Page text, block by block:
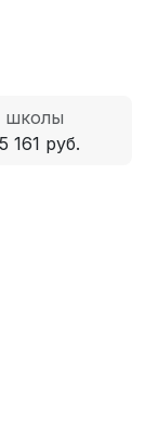
161 руб.